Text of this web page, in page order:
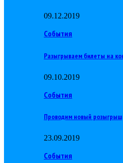
09.12.2019
События
Разыгрываем билеты на
09.10.2019
События
Проводим новый розыгрыш
23.09.2019
События